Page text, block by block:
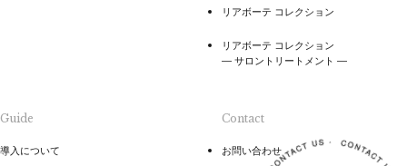
リアボーテ コレクション
リアボーテ コレクション
― サロントリートメント ―
Guide
導入について
Contact
お問い合わせ